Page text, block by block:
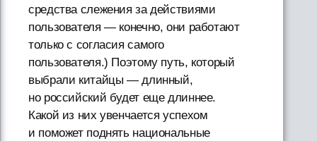
средства слежения за действиями
пользователя — конечно, они работают
только с согласия самого
пользователя.) Поэтому путь, который
выбрали китайцы — длинный,
но российский будет еще длиннее.
Какой из них увенчается успехом
и поможет поднять национальные